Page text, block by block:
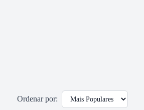
Ordenar por: